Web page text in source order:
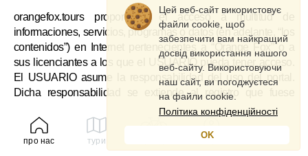
orangefox.tours proporciona el acceso a multitud de
informaciones, servicios, programas o datos (en adelante, “los
contenidos”) en Internet pertenecientes a “Orange Fox” o a
sus licenciantes a los que el USUARIO pueda tener acceso.
El USUARIO asume la responsabilidad del uso del portal.
Dicha responsabilidad se extiende al registro que fuese
necesario para acceder a determinados servicios o
contenidos.
En dicho registro el USUARIO será responsable de aportar
про нас тури профіль
Цей веб-сайт використовує
файли cookie, щоб
забезпечити вам найкращий
досвід використання нашого
веб-сайту. Використовуючи
наш сайт, ви погоджуєтеся
на файли cookie.
Політика конфіденційності
OK